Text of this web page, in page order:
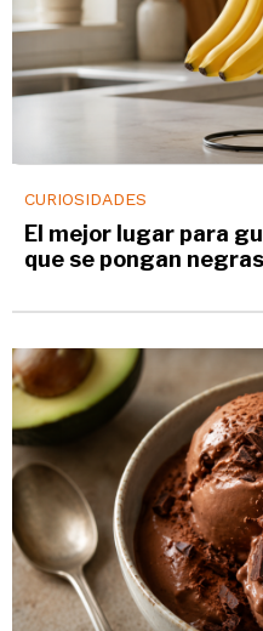
CURIOSIDADES
El mejor lugar para
que se pongan negras